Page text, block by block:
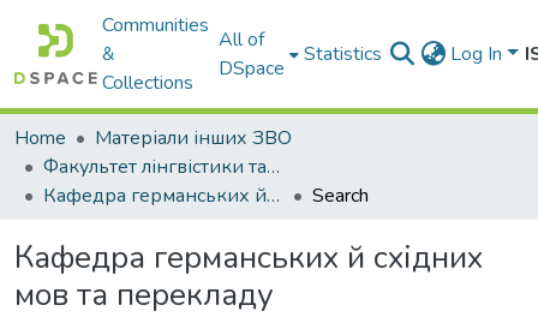
Communities
&
Collections
All of
DSpace
Statistics Log In
Home
Матеріали інших ЗВО
Факультет лінгвістики та перекладу Міжнародного університету
Кафедра германських й східних мов та перекладу
Search
Кафедра германських й східних
мов та перекладу